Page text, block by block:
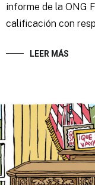
informe de la ONG
calificación con
LEER MÁS